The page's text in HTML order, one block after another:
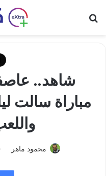
شاهد..
مباراة سالت
محمود ماهر